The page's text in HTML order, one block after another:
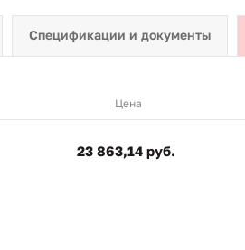
Спецификации и документы
Цена
23 863,14 руб.